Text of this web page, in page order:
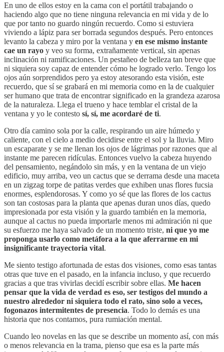
En uno de ellos estoy en la cama con el portátil trabajando o
haciendo algo que no tiene ninguna relevancia en mi vida y de lo
que por tanto no guardo ningún recuerdo. Como si estuviera
viviendo a lápiz para ser borrada segundos después. Pero entonces
levanto la cabeza y miro por la ventana y en ese mismo instante
cae un rayo y veo su forma, extrañamente vertical, sin apenas
inclinación ni ramificaciones. Un pestañeo de belleza tan breve que
ni siquiera soy capaz de entender cómo he logrado verlo. Tengo los
ojos aún sorprendidos pero ya estoy atesorando esta visión, este
recuerdo, que sí se grabará en mi memoria como en la de cualquier
ser humano que trata de encontrar significado en la grandeza azarosa
de la naturaleza. Llega el trueno y hace temblar el cristal de la
ventana y yo le contesto sí, sí, me acordaré de ti.
Otro día camino sola por la calle, respirando un aire húmedo y
caliente, con el cielo a medio decidirse entre el sol y la lluvia. Miro
un escaparate y se me llenan los ojos de lágrimas por razones que al
instante me parecen ridículas. Entonces vuelvo la cabeza huyendo
del pensamiento, negándolo sin más, y en la ventana de un viejo
edificio, muy arriba, veo un cactus que se derrama desde una maceta
en un zigzag torpe de patitas verdes que exhiben unas flores fucsia
enormes, esplendorosas. Y como yo sé que las flores de los cactus
son tan costosas para la planta que apenas duran unos días, quedo
impresionada por esta visión y la guardo también en la memoria,
aunque al cactus no pueda importarle menos mi admiración ni que
su esfuerzo me haya salvado de un momento triste, ni que yo me
proponga usarlo como metáfora a la que aferrarme en mi
insignificante trayectoria vital.
Me siento testigo afortunada de estas dos visiones, como esas tantas
otras que tuve en el pasado, en la infancia incluso, y que recuerdo
gracias a que tras vivirlas decidí escribir sobre ellas. Me hacen
pensar que la vida de verdad es eso, ser testigos del mundo a
nuestro alrededor ni siquiera todo el rato, sino solo a veces,
fogonazos intermitentes de presencia. Todo lo demás es una
historia que nos contamos, pura rumiación mental.
Cuando leo novelas en las que se describe un momento así, con más
o menos relevancia en la trama, pienso que esa es la parte más